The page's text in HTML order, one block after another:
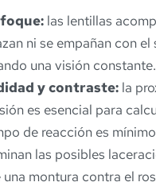
las lentillas
ni se empañan con
una visión constante.
y contraste: la
es esencial para
de reacción es
las posibles
montura contra el